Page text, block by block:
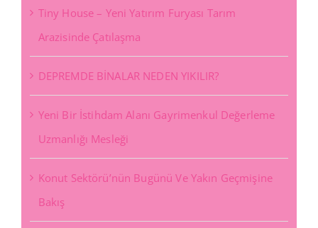
Tiny House – Yeni Yatırım Furyası Tarım
Arazisinde Çatılaşma
DEPREMDE BİNALAR NEDEN YIKILIR?
Yeni Bir İstihdam Alanı Gayrimenkul Değerleme
Uzmanlığı Mesleği
Konut Sektörü’nün Bugünü Ve Yakın Geçmişine
Bakış